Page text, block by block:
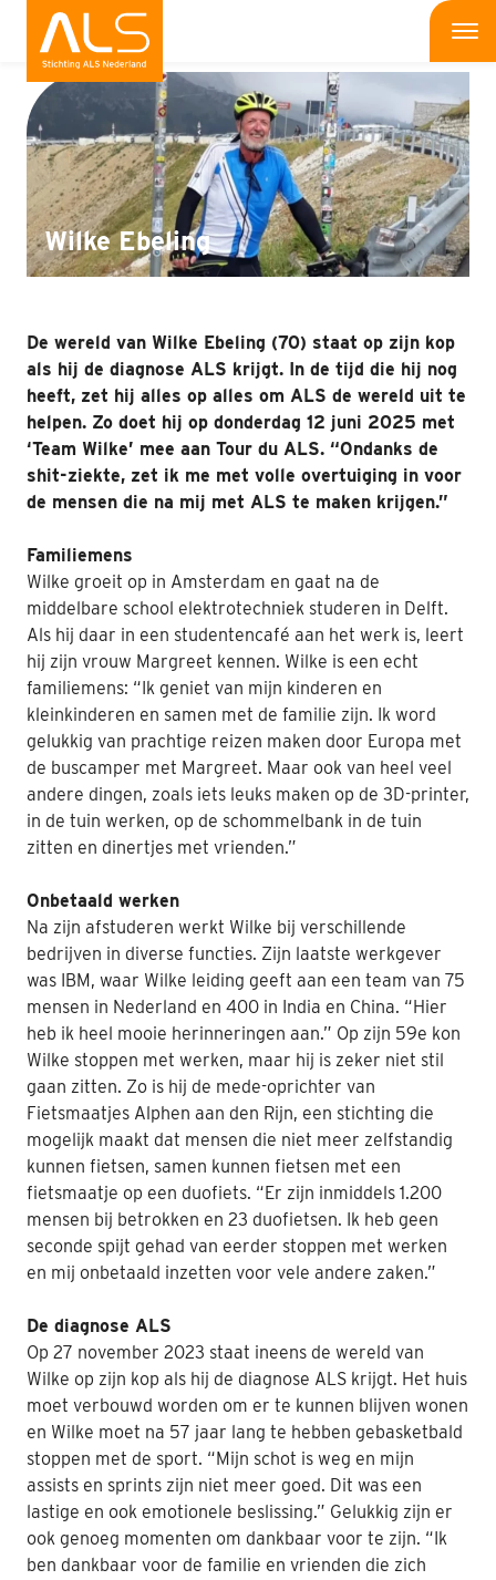
Wat is ALS
Wat kun jij doen
Bedrijven
Onderzoek
Wat doen wij
Patiënten
Nieuws
Interviews
Webshop
Contact
Interviews
Wilke Ebeling
De wereld van Wilke Ebeling (70) staat op zijn kop
als hij de diagnose ALS krijgt. In de tijd die hij nog
heeft, zet hij alles op alles om ALS de wereld uit te
helpen. Zo doet hij op donderdag 12 juni 2025 met
‘Team Wilke’ mee aan Tour du ALS. “Ondanks de
shit-ziekte, zet ik me met volle overtuiging in voor
de mensen die na mij met ALS te maken krijgen.”
Familiemens
Wilke groeit op in Amsterdam en gaat na de
middelbare school elektrotechniek studeren in Delft.
Als hij daar in een studentencafé aan het werk is, leert
hij zijn vrouw Margreet kennen. Wilke is een echt
familiemens: “Ik geniet van mijn kinderen en
kleinkinderen en samen met de familie zijn. Ik word
gelukkig van prachtige reizen maken door Europa met
de buscamper met Margreet. Maar ook van heel veel
andere dingen, zoals iets leuks maken op de 3D-printer,
in de tuin werken, op de schommelbank in de tuin
zitten en dinertjes met vrienden.”
Onbetaald werken
Na zijn afstuderen werkt Wilke bij verschillende
bedrijven in diverse functies. Zijn laatste werkgever
was IBM, waar Wilke leiding geeft aan een team van 75
mensen in Nederland en 400 in India en China. “Hier
heb ik heel mooie herinneringen aan.” Op zijn 59e kon
Wilke stoppen met werken, maar hij is zeker niet stil
gaan zitten. Zo is hij de mede-oprichter van
Fietsmaatjes Alphen aan den Rijn, een stichting die
mogelijk maakt dat mensen die niet meer zelfstandig
kunnen fietsen, samen kunnen fietsen met een
fietsmaatje op een duofiets. “Er zijn inmiddels 1.200
mensen bij betrokken en 23 duofietsen. Ik heb geen
seconde spijt gehad van eerder stoppen met werken
en mij onbetaald inzetten voor vele andere zaken.”
De diagnose ALS
Op 27 november 2023 staat ineens de wereld van
Wilke op zijn kop als hij de diagnose ALS krijgt. Het huis
moet verbouwd worden om er te kunnen blijven wonen
en Wilke moet na 57 jaar lang te hebben gebasketbald
stoppen met de sport. “Mijn schot is weg en mijn
assists en sprints zijn niet meer goed. Dit was een
lastige en ook emotionele beslissing.” Gelukkig zijn er
ook genoeg momenten om dankbaar voor te zijn. “Ik
ben dankbaar voor de familie en vrienden die zich